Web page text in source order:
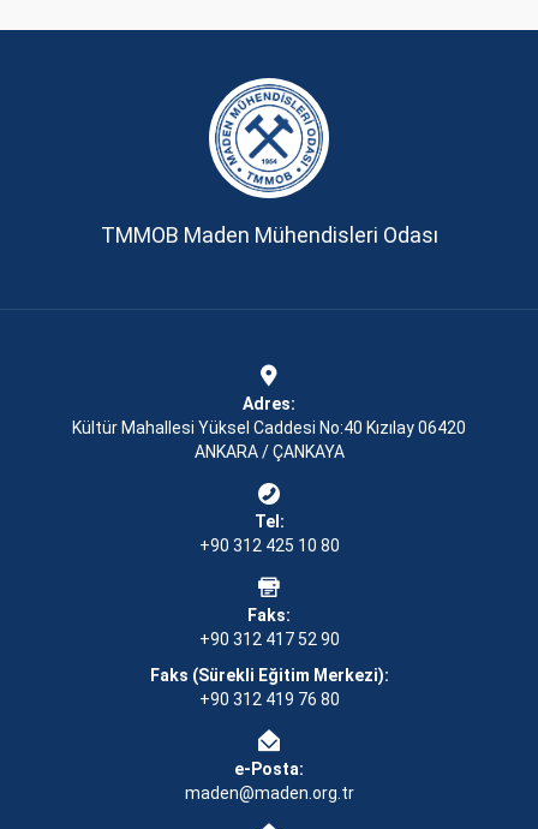
TMMOB Maden Mühendisleri Odası
Adres:
Kültür Mahallesi Yüksel Caddesi No:40 Kızılay 06420
ANKARA / ÇANKAYA
Tel:
+90 312 425 10 80
Faks:
+90 312 417 52 90
Faks (Sürekli Eğitim Merkezi):
+90 312 419 76 80
e-Posta:
maden@maden.org.tr